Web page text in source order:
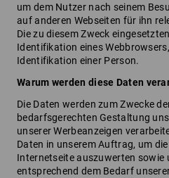
um dem Nutzer nach seinem
auf anderen Webseiten für ihn
Die zu diesem Zweck
Identifikation eines
Identifikation einer Person.
Warum werden diese Daten
Die Daten werden zum Zwecke
bedarfsgerechten Gestaltung
unserer Werbeanzeigen
Daten in unserem Auftrag, um
Internetseite auszuwerten sowie
entsprechend dem Bedarf